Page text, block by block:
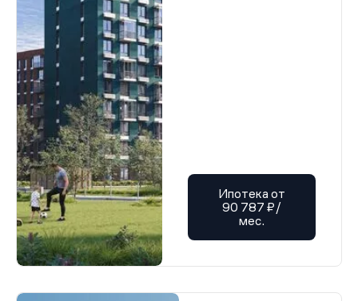
Проектная декларация от 04.06.2025 г.
Проектная декларация от 04.06.2025 г.
Проектная декларация от 04.06.2025 г.
Проектная декларация от 04.06.2025 г.
Проектная декларация от 04.06.2025 г.
Проектная декларация от 04.06.2025 г.
Проектная декларация от 04.06.2025 г.
Проектная декларация от 04.06.2025 г.
Проектная декларация от 04.06.2025 г.
Проектная декларация от 04.06.2025 г.
Проектная декларация от 04.06.2025 г.
Проектная декларация от 04.06.2025 г.
Проектная декларация от 04.06.2025 г.
Проектная декларация от 04.06.2025 г.
Проектная декларация от 04.06.2025 г.
Проектная декларация от 04.06.2025 г.
Проектная декларация от 04.06.2025 г.
Проектная декларация от 04.06.2025 г.
Проектная декларация от 04.06.2025 г.
Проектная декларация от 04.06.2025 г.
Проектная декларация от 04.06.2025 г.
Ипотека от
90 787 ₽/
мес.